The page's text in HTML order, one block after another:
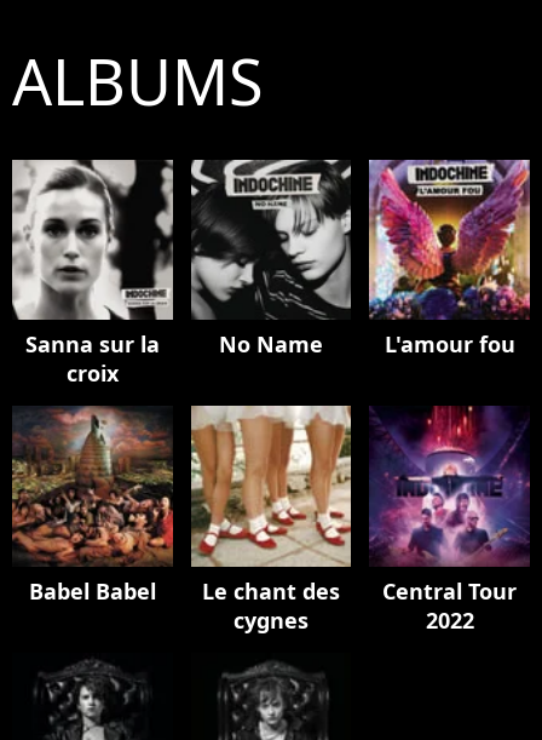
ALBUMS
Sanna sur la
croix
No Name L'amour fou
Babel Babel
Le chant des
cygnes
Central Tour
2022